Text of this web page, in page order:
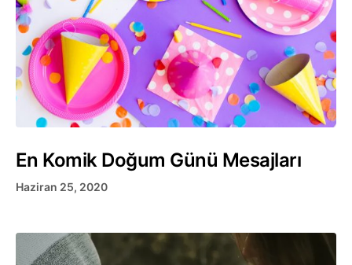
En Komik Doğum Günü Mesajları
Haziran 25, 2020